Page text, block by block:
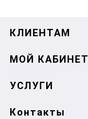
КЛИЕНТАМ
МОЙ КАБИНЕТ
УСЛУГИ
Контакты